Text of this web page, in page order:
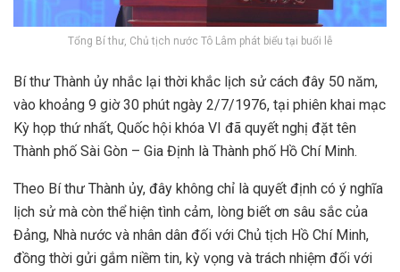
Tổng Bí thư, Chủ tịch nước Tô Lâm phát biểu tại buổi lễ
Bí thư Thành ủy nhắc lại thời khắc lịch sử cách đây 50 năm,
vào khoảng 9 giờ 30 phút ngày 2/7/1976, tại phiên khai mạc
Kỳ họp thứ nhất, Quốc hội khóa VI đã quyết nghị đặt tên
Thành phố Sài Gòn – Gia Định là Thành phố Hồ Chí Minh.
Theo Bí thư Thành ủy, đây không chỉ là quyết định có ý nghĩa
lịch sử mà còn thể hiện tình cảm, lòng biết ơn sâu sắc của
Đảng, Nhà nước và nhân dân đối với Chủ tịch Hồ Chí Minh,
đồng thời gửi gắm niềm tin, kỳ vọng và trách nhiệm đối với